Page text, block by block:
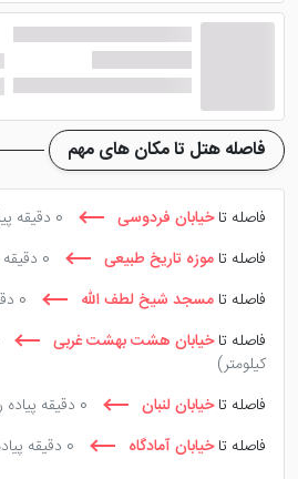
فضای سنتی داخل رستوران باعث می
زنده شود.
کافی شاپ هتل کویری بالی
هتل محسوب شده و بسیار پر
نوشیدنی های سرد و گرم، دسر
امکانات موجود در هتل کویری بالی
هتل اصفهان
می
شاپ، چایخانه، سالن بیلیارد و
ایکس باکس، اینرنت وایرلس،
این امکانات برای رفاه بیشتر
فاصله هتل تا مکان های مهم
فاصله تاخیابان فردوسی 0 دقیقه پیاده روی
فاصله تا موزه تاریخ طبیعی 0 دقیقه پیاده روی
فاصله تا مسجد شیخ لطف الله 0 دقیقه پیاده روی
فاصله تاخیابان هشت بهشت غربی
کیلومتر)
فاصله تاخیابان لنبان 0 دقیقه پیاده روی
فاصله تاخیابان آمادگاه 0 دقیقه پیاده روی